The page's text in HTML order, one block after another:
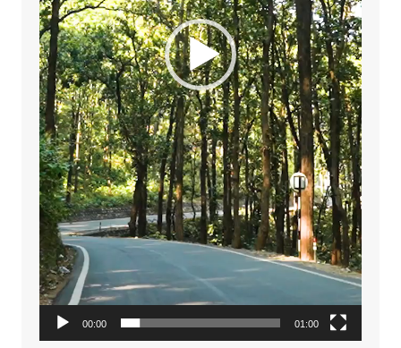
00:00 01:00